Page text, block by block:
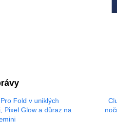
Fold v uniklých
Pixel Glow a důraz na